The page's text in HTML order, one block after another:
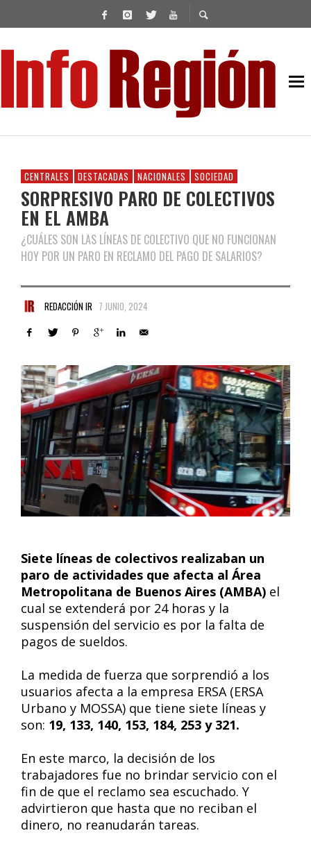
CENTRALES DESTACADAS NACIONALES SOCIEDAD
SORPRESIVO PARO DE COLECTIVOS
EN EL AMBA
¿CUÁLES SON LAS LÍNEAS DE COLECTIVO QUE NO FUNCIONAN
HOY POR UN PARO EN RECLAMO DEL PAGO DE SALARIOS?
REDACCIÓN IR 7 JUNIO, 2024
Siete líneas de colectivos realizaban un
paro de actividades que afecta al Área
Metropolitana de Buenos Aires (AMBA) el
cual se extenderá por 24 horas y la
suspensión del servicio es por la falta de
pagos de sueldos.
La medida de fuerza que sorprendió a los
usuarios afecta a la empresa ERSA (ERSA
Urbano y MOSSA) que tiene siete líneas y
son: 19, 133, 140, 153, 184, 253 y 321.
En este marco, la decisión de los
trabajadores fue no brindar servicio con el
fin de que el reclamo sea escuchado. Y
advirtieron que hasta que no reciban el
dinero, no reanudarán tareas.